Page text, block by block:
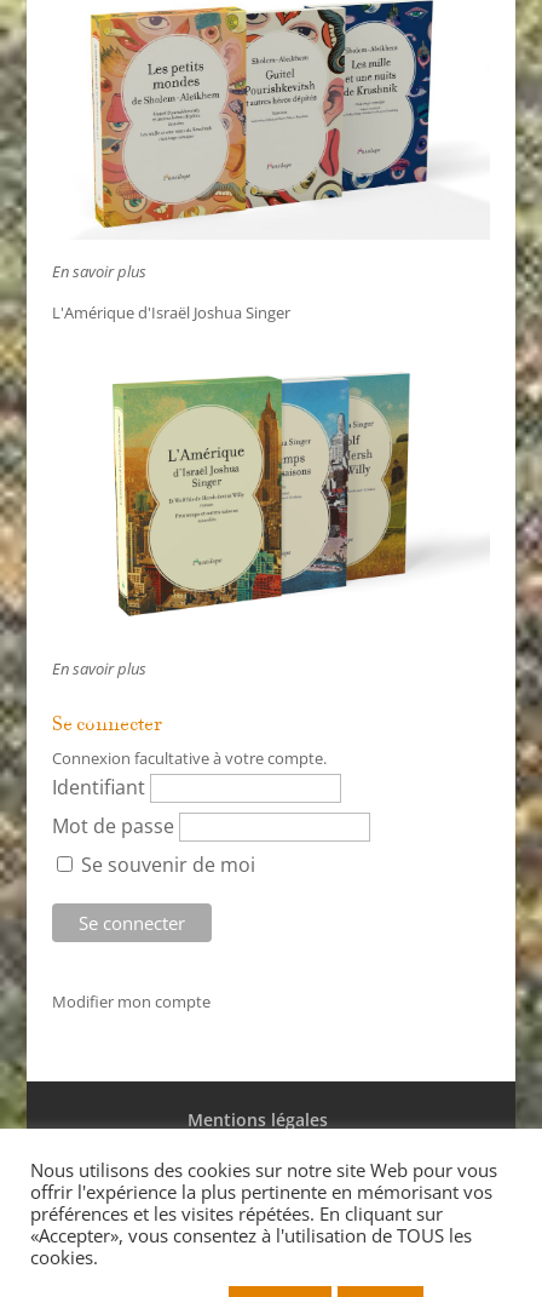
En savoir plus
L'Amérique d'Israël Joshua Singer
En savoir plus
Se connecter
Connexion facultative à votre compte.
Identifiant
Mot de passe
Se souvenir de moi
Modifier mon compte
Mentions légales
Conditions générales de ventes
Réalisé par Marc Saffar© l’Antilope 2015 Tél. +33
Nous utilisons des cookies sur notre site Web pour vous
offrir l'expérience la plus pertinente en mémorisant vos
préférences et les visites répétées. En cliquant sur
«Accepter», vous consentez à l'utilisation de TOUS les
cookies.